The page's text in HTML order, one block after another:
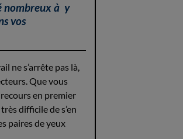
nombreux à y
vos
ne s’arrête pas là,
Que vous
en premier
difficile de s’en
paires de yeux